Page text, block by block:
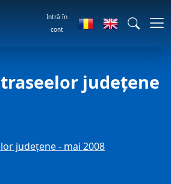
Intră în
cont
judeţene
judeţene - mai 2008